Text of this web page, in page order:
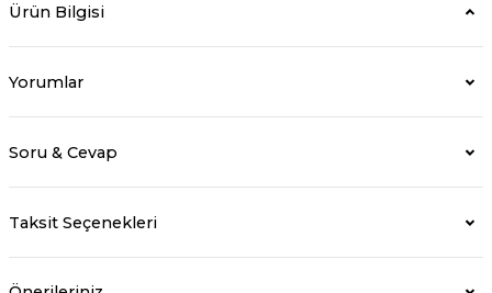
Ürün Bilgisi
Yorumlar
Soru & Cevap
Taksit Seçenekleri